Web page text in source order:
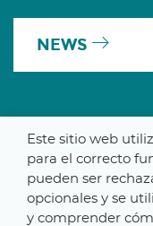
NEWS
A MEMBER
Este sitio web
para el correcto
pueden ser
opcionales y se
y comprender